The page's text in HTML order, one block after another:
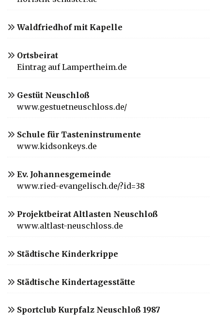
Waldfriedhof mit Kapelle
Ortsbeirat
Eintrag auf Lampertheim.de
Gestüt Neuschloß
www.gestuetneuschloss.de/
Schule für Tasteninstrumente
www.kidsonkeys.de
Ev. Johannesgemeinde
www.ried-evangelisch.de/?id=38
Projektbeirat Altlasten Neuschloß
www.altlast-neuschloss.de
Städtische Kinderkrippe
Städtische Kindertagesstätte
Sportclub Kurpfalz Neuschloß 1987